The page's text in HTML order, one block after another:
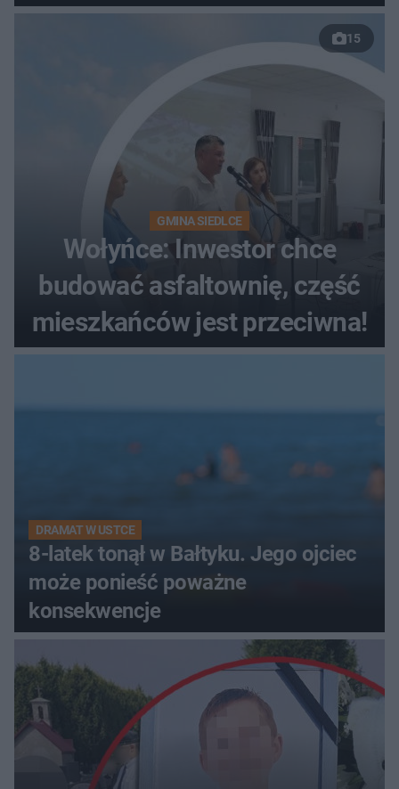
musiała zamknąć odcinek
15
GMINA SIEDLCE
Wołyńce: Inwestor chce
budować asfaltownię, część
mieszkańców jest przeciwna!
DRAMAT W USTCE
8-latek tonął w Bałtyku. Jego ojciec
może ponieść poważne
konsekwencje